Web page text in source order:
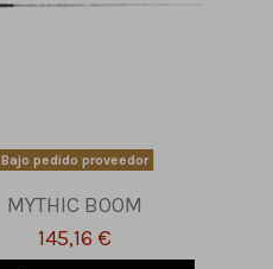
Bajo pedido proveedor
MYTHIC BOOM
145,16 €